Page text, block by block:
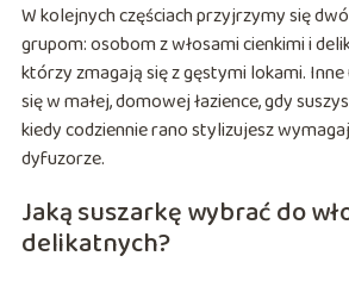
W kolejnych częściach przyjrzymy się
grupom: osobom z włosami cienkimi i
którzy zmagają się z gęstymi lokami.
się w małej, domowej łazience, gdy
kiedy codziennie rano stylizujesz
dyfuzorze.
Jaką suszarkę wybrać do
delikatnych?